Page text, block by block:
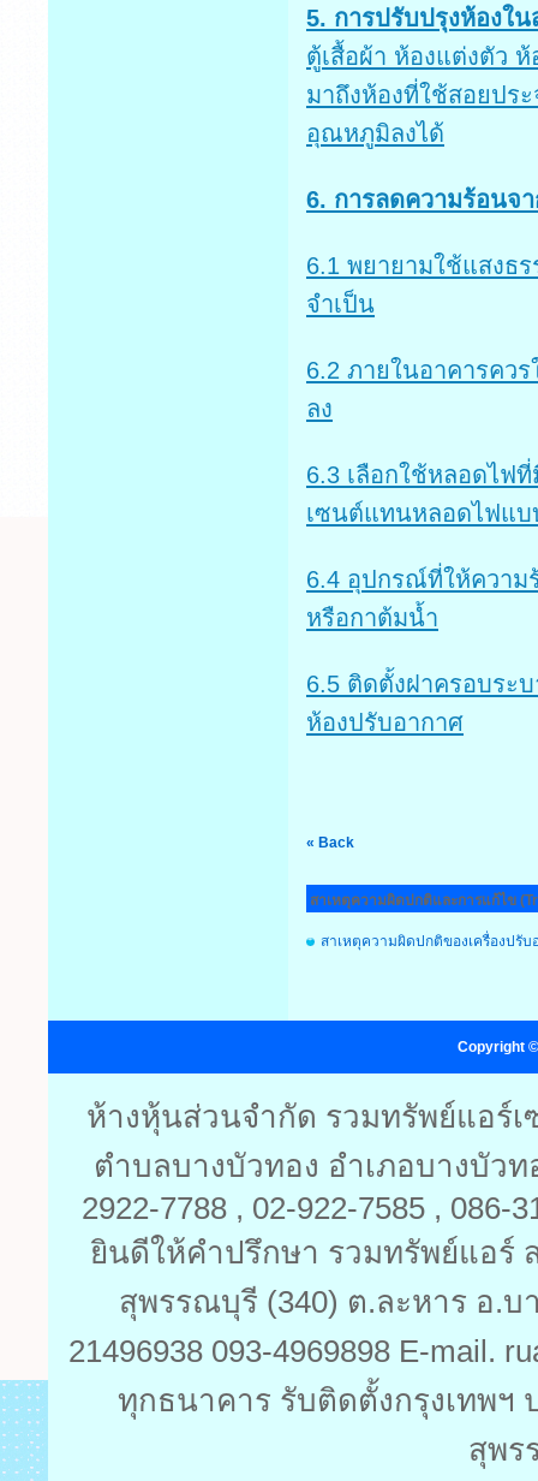
5. การปรับปรุงห้องใ
ตู้เสื้อผ้า ห้องแต่งตัว
มาถึงห้องที่ใช้สอยปร
อุณหภูมิลงได้
6. การลดความร้อนจ
6.1 พยายามใช้แสงธ
จำเป็น
6.2 ภายในอาคารคว
ลง
6.3 เลือกใช้หลอดไฟ
เซนต์แทนหลอดไฟแบ
6.4 อุปกรณ์ที่ให้ความ
หรือกาต้มน้ำ
6.5 ติดตั้งฝาครอบระ
ห้องปรับอากาศ
« Back
สาเหตุความผิดปกติและการแก้ไข
สาเหตุความผิดปกติของเครื่องปรับ
Copyright
ห้างหุ้นส่วนจำกัด รวมทรัพย์แอร์
ตำบลบางบัวทอง อำเภอบางบัวท
2922-7788 , 02-922-7585 , 086-
ยินดีให้คำปรึกษา รวมทรัพย์แอร์
สุพรรณบุรี (340) ต.ละหาร อ.บ
21496938 093-4969898 E-mail.
ทุกธนาคาร รับติดตั้งกรุงเทพฯ
สุพร